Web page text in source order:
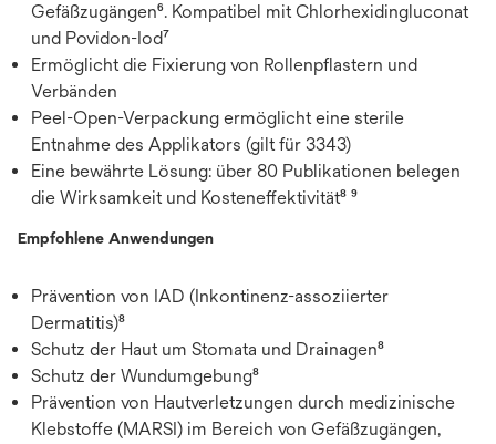
Gefäßzugängen⁶. Kompatibel mit Chlorhexidingluconat
und Povidon-Iod⁷
Ermöglicht die Fixierung von Rollenpflastern und
Verbänden
Peel-Open-Verpackung ermöglicht eine sterile
Entnahme des Applikators (gilt für 3343)
Eine bewährte Lösung: über 80 Publikationen belegen
die Wirksamkeit und Kosteneffektivität⁸ ⁹
Empfohlene Anwendungen
Prävention von IAD (Inkontinenz-assoziierter
Dermatitis)⁸
Schutz der Haut um Stomata und Drainagen⁸
Schutz der Wundumgebung⁸
Prävention von Hautverletzungen durch medizinische
Klebstoffe (MARSI) im Bereich von Gefäßzugängen,